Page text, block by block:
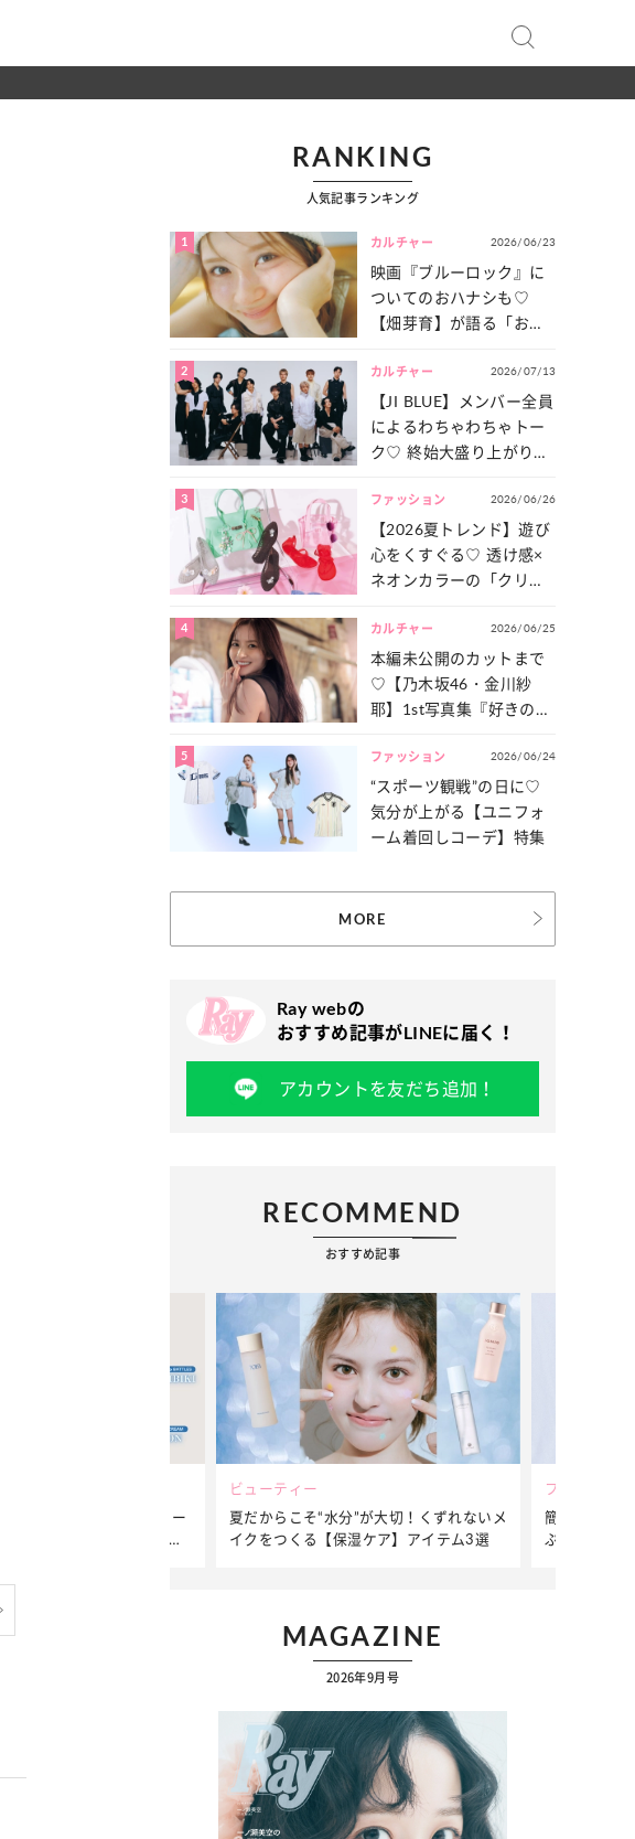
RANKING
人気記事ランキング
1 カルチャー 2026/06/23
映画『ブルーロック』に
ついてのおハナシも♡
【畑芽育】が語る「お仕
は？
2 カルチャー 2026/07/13
【JI BLUE】メンバー全員
によるわちゃわちゃトー
ク♡ 終始大盛り上がりだ
一気見せ！
3 ファッション 2026/06/26
【2026夏トレンド】遊び
心をくすぐる♡ 透け感×
ネオンカラーの「クリア
4 カルチャー 2026/06/25
本編未公開のカットまで
♡【乃木坂46・金川紗
耶】1st写真集『好きのグ
たっぷりとお届け！
5 ファッション 2026/06/24
“スポーツ観戦”の日に♡
気分が上がる【ユニフォ
ーム着回しコーデ】特集
MORE
Ray webの
おすすめ記事がLINEに届く！
アカウントを友だち追加！
RECOMMEND
おすすめ記事
夏だからこそ“水分”が大切！くずれないメ
イクをつくる【保湿ケア】アイテム3選
簡単アレンジで別人顔に♡
ぷりの【そでロールアップ
MAGAZINE
2026年9月号